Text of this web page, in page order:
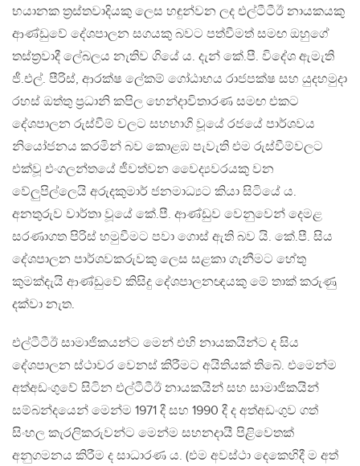
භයානක ත්‍රස්තවාදියකු ලෙස හඳුන්වන ලද එල්ටීටීඊ නායකයකු
ආණ්ඩුවේ දේශපාලන සගයකු බවට පත්වීමත් සමඟ ඔහුගේ
තස්ත්‍රවාදී ලේබලය නැතිව ගියේ ය. දැන් කේ.පී. විදේශ ඇමැති
ජී.එල්. පීරිස්, ආරක්ෂ ලේකම් ගෝඨාභය රාජපක්ෂ සහ යුදහමුදා
රහස් ඔත්තු ප්‍රධානි කපිල හෙන්දාවිතාරණ සමඟ එකට
දේශපාලන රුස්වීම් වලට සහභාගි වූයේ රජයේ පාර්ශවය
නියෝජනය කරමින් බව කොළඹ පැවැති එම රුස්වීම්වලට
එක්වූ එංගලන්තයේ ජීවත්වන වෛද්‍යවරයකු වන
වේලුපිල්ලෙයි අරුදකුමාර් ජනමාධ්‍යට කියා සිටියේ ය.
අනතුරුව වාර්තා වූයේ කේ.පී. ආණ්ඩුව වෙනුවෙන් දෙමළ
සරණාගත පිරිස් හමුවීමට පවා ගොස් ඇති බව යි. කේ.පී. සිය
දේශපාලන පාර්ශවකරුවකු ලෙස සළකා ගැනීමට හේතු
කුමක්දැයි ආණ්ඩුවේ කිසිදු දේශපාලනඥයකු මේ තාක් කරුණු
දක්වා නැත.
එල්ටීටීඊ සාමාජිකයන්ට මෙන් එහි නායකයින්ට ද සිය
දේශපාලන ස්ථාවර වෙනස් කිරීමට අයිතියක් තිබේ. එමෙන්ම
අත්අඩංගුවේ සිටින එල්ටීටීඊ නායකයින් සහ සාමාජිකයින්
සම්බන්දයෙන් මෙන්ම 1971 දී සහ 1990 දී ද අත්අඩංගුව ගත්
සිංහල කැරලිකරුවන්ට මෙන්ම සහනදායී පිළිවෙතක්
අනුගමනය කිරීම ද සාධාරණ ය. (එම අවස්ථා දෙකෙහිදී ම අත්